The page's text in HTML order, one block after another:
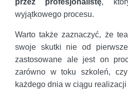
wyjątkowego procesu.
Warto także zaznaczyć, że
swoje skutki nie od
zastosowane ale jest on
zarówno w toku szkoleń,
każdego dnia w ciągu realizacji